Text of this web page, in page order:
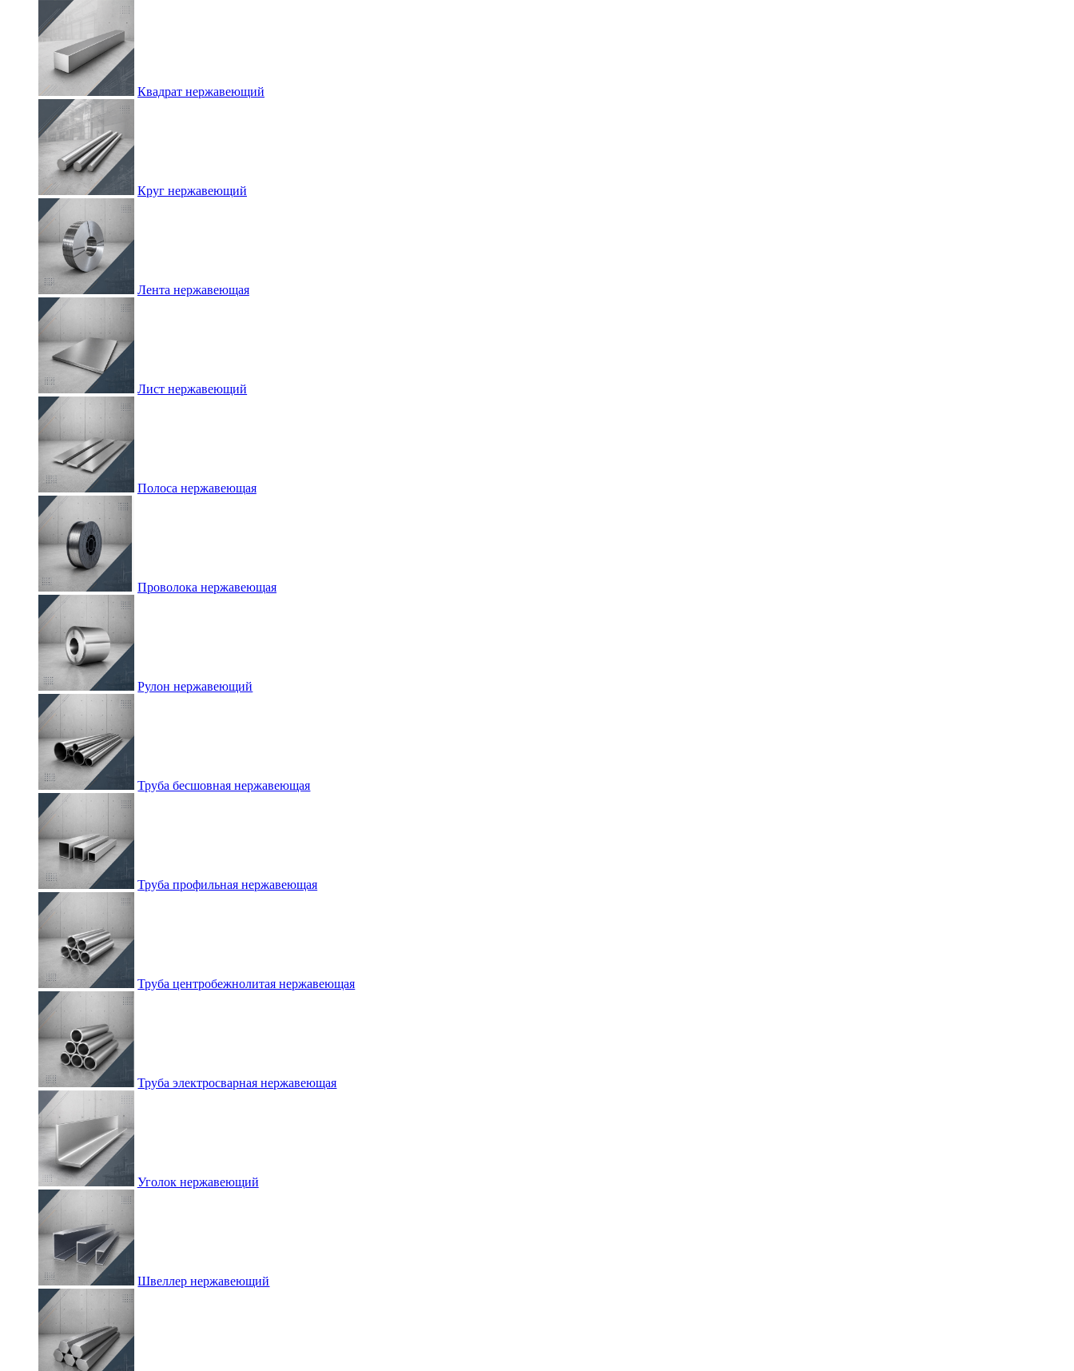
Квадрат нержавеющий
Круг нержавеющий
Лента нержавеющая
Лист нержавеющий
Полоса нержавеющая
Проволока нержавеющая
Рулон нержавеющий
Труба бесшовная нержавеющая
Труба профильная нержавеющая
Труба центробежнолитая нержавеющая
Труба электросварная нержавеющая
Уголок нержавеющий
Швеллер нержавеющий